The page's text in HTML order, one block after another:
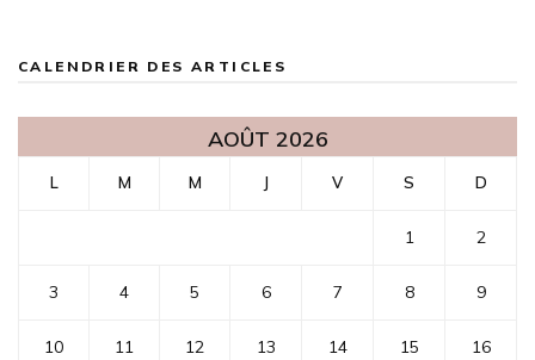
CALENDRIER DES ARTICLES
AOÛT 2026
L M M J V S D
1 2
3 4 5 6 7 8 9
10 11 12 13 14 15 16